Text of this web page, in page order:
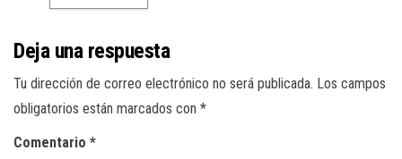
Deja una respuesta
Tu dirección de correo electrónico no será publicada. Los campos
obligatorios están marcados con *
Comentario *